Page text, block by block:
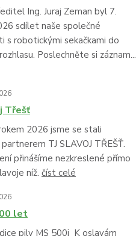
Ing. Juraj Zeman byl 7.
sdílet naše společné
s robotickými sekačkami do
Poslechněte si záznam...
Třešť
2026 jsme se stali
TJ SLAVOJ TŘEŠŤ.
přinášíme nezkreslené přímo
níž. číst celé
let
pily MS 500i K oslavám